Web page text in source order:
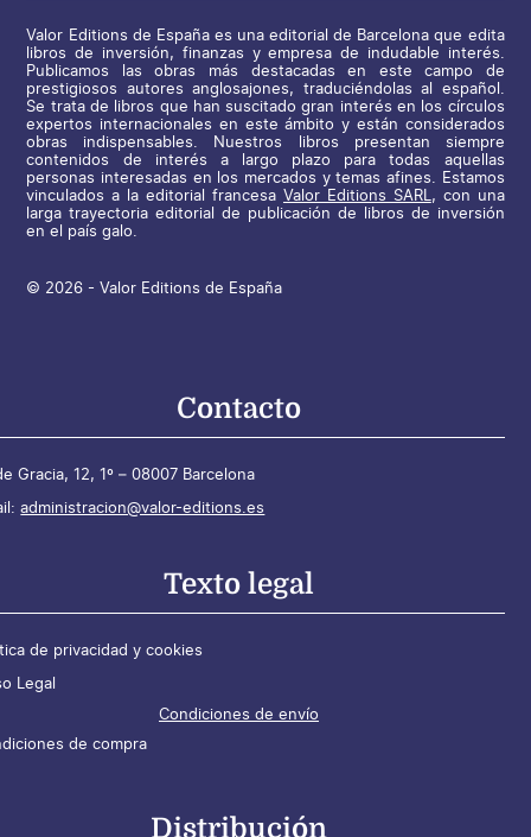
Valor Editions de España es una editorial de Barcelona que edita
libros de inversión, finanzas y empresa de indudable interés.
Publicamos las obras más destacadas en este campo de
prestigiosos autores anglosajones, traduciéndolas al español.
Se trata de libros que han suscitado gran interés en los círculos
expertos internacionales en este ámbito y están considerados
obras indispensables. Nuestros libros presentan siempre
contenidos de interés a largo plazo para todas aquellas
personas interesadas en los mercados y temas afines. Estamos
vinculados a la editorial francesa Valor Editions SARL , con una
larga trayectoria editorial de publicación de libros de inversión
en el país galo.
© 2026 - Valor Editions de España
Contacto
Gracia, 12, 1º – 08007 Barcelona
administracion@valor-editions.es
Texto legal
de privacidad y cookies
Legal
Condiciones de envío
de compra
Distribución